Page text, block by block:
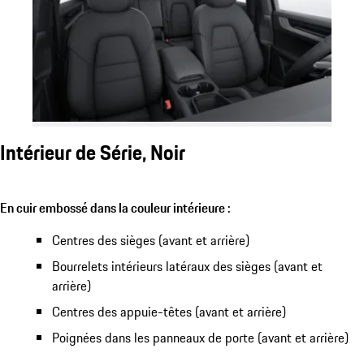
Intérieur de Série, Noir
En cuir embossé dans la couleur intérieure :
Centres des sièges (avant et arrière)
Bourrelets intérieurs latéraux des sièges (avant et
arrière)
Centres des appuie-têtes (avant et arrière)
Poignées dans les panneaux de porte (avant et arrière)